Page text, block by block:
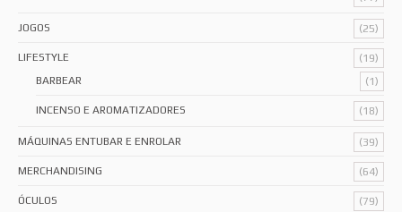
JOGOS (25)
LIFESTYLE
(19)
BARBEAR
(1)
INCENSO E AROMATIZADORES (18)
MÁQUINAS ENTUBAR E ENROLAR (39)
MERCHANDISING (64)
ÓCULOS
(79)